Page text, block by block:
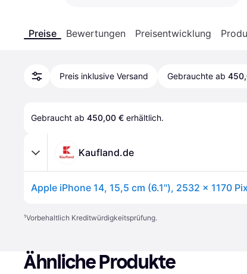
Preise Bewertungen Preisentwicklung
Preis inklusive Versand Gebrauchte ab
Gebraucht ab 450,00 € erhältlich.
Kaufland.de
¹Vorbehaltlich Kreditwürdigkeitsprüfung.
Ähnliche Produkte